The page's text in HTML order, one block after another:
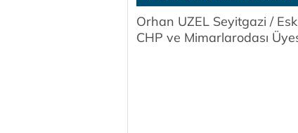
Orhan UZEL Seyitgazi /
CHP ve Mimarlarodası